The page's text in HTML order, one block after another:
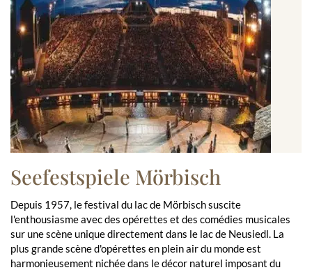
Seefestspiele Mörbisch
Depuis 1957, le festival du lac de Mörbisch suscite
l'enthousiasme avec des opérettes et des comédies musicales
sur une scène unique directement dans le lac de Neusiedl. La
plus grande scène d'opérettes en plein air du monde est
harmonieusement nichée dans le décor naturel imposant du